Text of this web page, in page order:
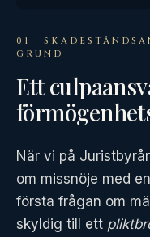
01 ·
GRUND
Ett
När vi på
om missnöje med
första frågan om
skyldig till ett